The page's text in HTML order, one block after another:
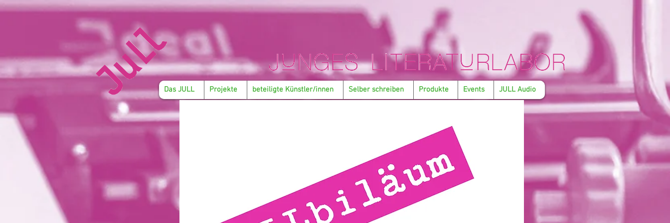
Das JULL Projekte beteiligte Künstler/innen Selber schreiben Produkte Events JULL Audio